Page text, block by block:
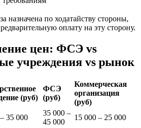
назначена по ходатайству стороны,
оплату на эту сторону.
цен: ФСЭ vs
учреждения vs рынок
(руб)
ФСЭ
(руб)
Коммерческая
организация
(руб)
35 000
35 000 –
45 000
15 000 – 25 000